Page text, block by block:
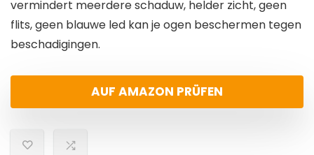
vermindert meerdere schaduw, helder zicht, geen
flits, geen blauwe led kan je ogen beschermen tegen
beschadigingen.
AUF AMAZON PRÜFEN